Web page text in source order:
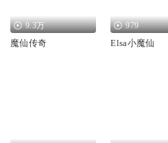
9.3万
魔仙传奇
979
Elsa小魔仙